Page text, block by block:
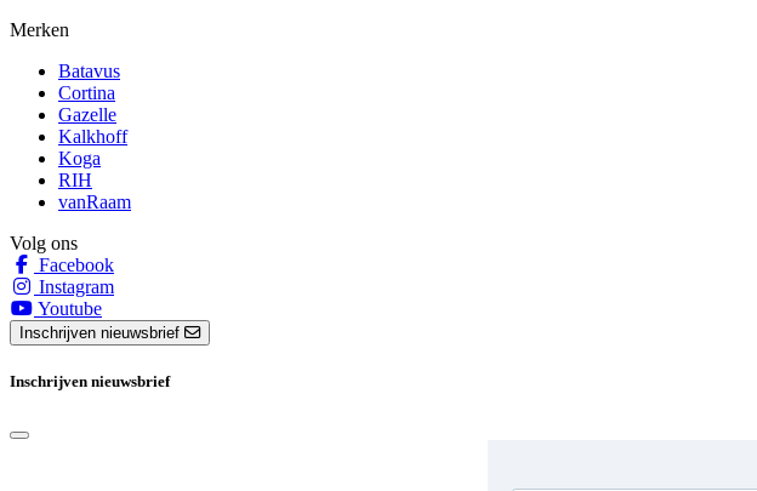
Merken
Batavus
Cortina
Gazelle
Kalkhoff
Koga
RIH
vanRaam
Volg ons
Facebook
Instagram
Youtube
Inschrijven nieuwsbrief
Inschrijven nieuwsbrief